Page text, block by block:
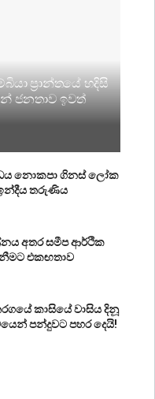
ප්‍රාන්තයේ හදිසි
ජනතාව ඉවත්
නොකපා ගිනස් ලෝක
තරුණිය
අතර සමීප ආර්ථික
එකඟතාව
කාසියේ වාසිය දිනූ
පන්දුවට පහර දෙයි!